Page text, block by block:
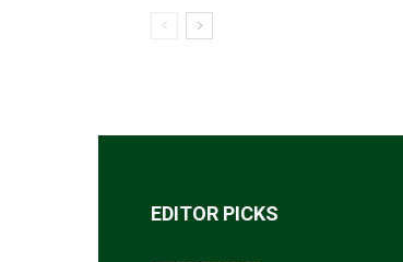
EDITOR PICKS